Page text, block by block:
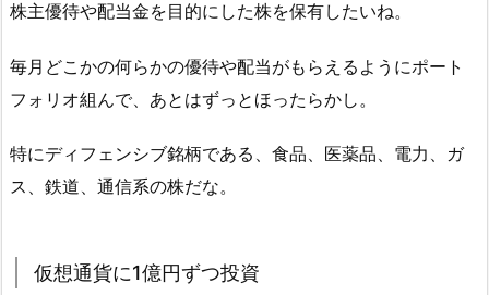
株主優待や配当金を目的にした株を保有したいね。
毎月どこかの何らかの優待や配当がもらえるようにポート
フォリオ組んで、あとはずっとほったらかし。
特にディフェンシブ銘柄である、食品、医薬品、電力、ガ
ス、鉄道、通信系の株だな。
仮想通貨に1億円ずつ投資